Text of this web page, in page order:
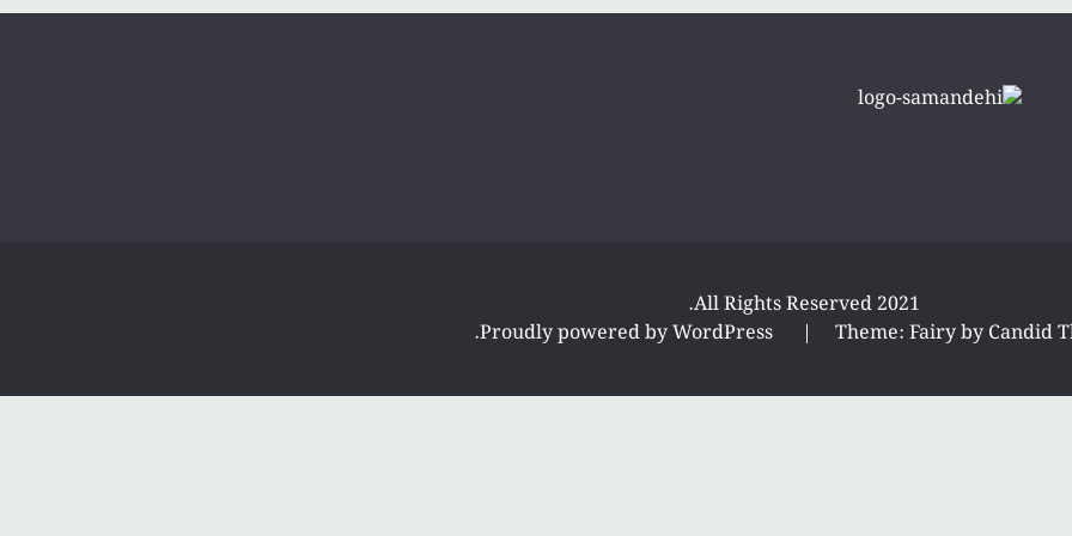
All Rights Reserved 2021.
Proudly powered by WordPress
| Theme: Fairy byCandid
.